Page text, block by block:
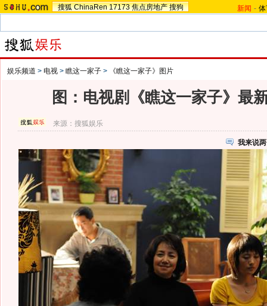
搜狐 ChinaRen 17173 焦点房地产 搜狗 新闻 -
娱乐频道 > 电视 > 瞧这一家子 > 《瞧这一家子》图片
图：电视剧《瞧这一家子》
来源：搜狐娱乐
我来说